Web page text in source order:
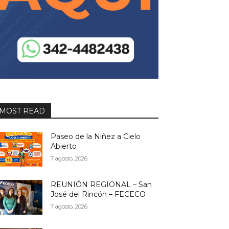
READ
Paseo de la Niñez a Cielo
Abierto
7 agosto, 2026
REUNIÓN REGIONAL – San
José del Rincón – FECECO
7 agosto, 2026